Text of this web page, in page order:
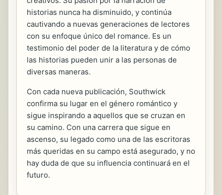
historias nunca ha disminuido, y continúa
cautivando a nuevas generaciones de lectores
con su enfoque único del romance. Es un
testimonio del poder de la literatura y de cómo
las historias pueden unir a las personas de
diversas maneras.
Con cada nueva publicación, Southwick
confirma su lugar en el género romántico y
sigue inspirando a aquellos que se cruzan en
su camino. Con una carrera que sigue en
ascenso, su legado como una de las escritoras
más queridas en su campo está asegurado, y no
hay duda de que su influencia continuará en el
futuro.